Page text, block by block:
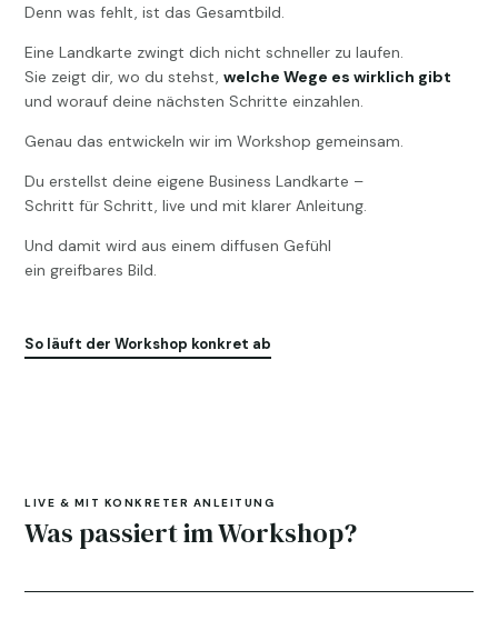
Denn was fehlt, ist das Gesamtbild.
Eine Landkarte zwingt dich nicht schneller zu laufen.
Sie zeigt dir, wo du stehst,welche Wege es wirklich gibt
und worauf deine nächsten Schritte einzahlen.
Genau das entwickeln wir im Workshop gemeinsam.
Du erstellst deine eigene Business Landkarte –
Schritt für Schritt, live und mit klarer Anleitung.
Und damit wird aus einem diffusen Gefühl
ein greifbares Bild.
So läuft der Workshop konkret ab
LIVE & MIT KONKRETER ANLEITUNG
Was passiert im Workshop?